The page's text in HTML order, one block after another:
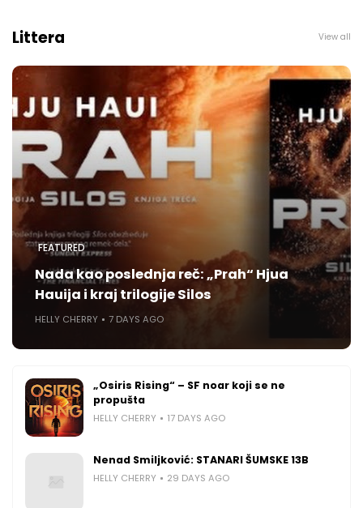
Littera View all
FEATURED
Nada kao poslednja reč: „Prah“ Hjua
Hauija i kraj trilogije Silos
HELLY CHERRY 7 DAYS AGO
„Osiris Rising“ – SF noar koji se ne
propušta
HELLY CHERRY 17 DAYS AGO
Nenad Smiljković: STANARI ŠUMSKE 13B
HELLY CHERRY 29 DAYS AGO